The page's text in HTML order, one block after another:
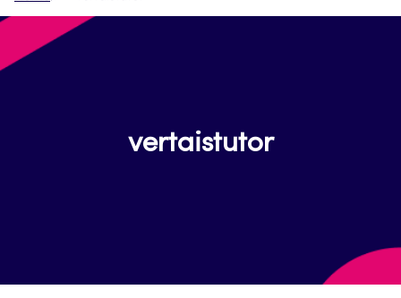
vertaistutor